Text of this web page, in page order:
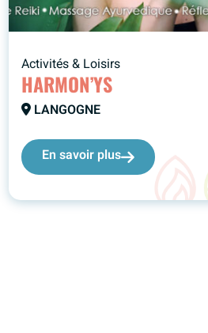
Activités & Loisirs
HARMON’YS
LANGOGNE
En savoir plus